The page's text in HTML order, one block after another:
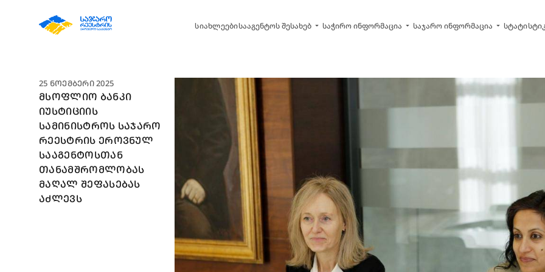
სიახლეებისააგენტოს შესახებarrow_drop_down საჭირო ინფორმაცია arrow_drop_down საჯარო ინფორმაცია arrow_drop_down
25 ᲜᲝᲔᲛᲑᲔᲠᲘ 2025
ᲛᲡᲝᲤᲚᲘᲝ ᲑᲐᲜᲙᲘ
ᲘᲣᲡᲢᲘᲪᲘᲘᲡ
ᲡᲐᲛᲘᲜᲘᲡᲢᲠᲝᲡ ᲡᲐᲯᲐᲠᲝ
ᲠᲔᲔᲡᲢᲠᲘᲡ ᲔᲠᲝᲕᲜᲣᲚ
ᲡᲐᲐᲒᲔᲜᲢᲝᲡᲗᲐᲜ
ᲗᲐᲜᲐᲛᲨᲠᲝᲛᲚᲝᲑᲐᲡ
ᲛᲐᲦᲐᲚ ᲨᲔᲤᲐᲡᲔᲑᲐᲡ
ᲐᲫᲚᲔᲕᲡ